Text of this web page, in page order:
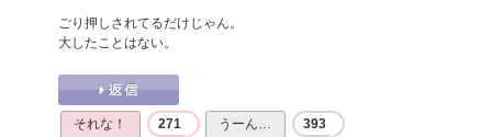
ごり押しされてるだけじゃん。
大したことはない。
それな！ 271 うーん… 393